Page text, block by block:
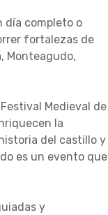
día completo o
fortalezas de
Monteagudo,
Medieval de
la
del castillo y
es un evento que
y